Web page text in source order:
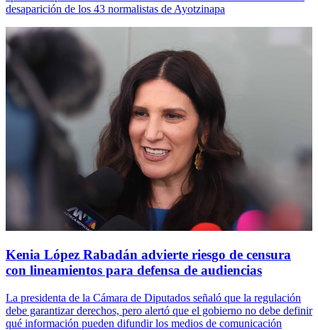
desaparición de los 43 normalistas de Ayotzinapa
Kenia López Rabadán advierte riesgo de censura
con lineamientos para defensa de audiencias
La presidenta de la Cámara de Diputados señaló que la regulación
debe garantizar derechos, pero alertó que el gobierno no debe definir
qué información pueden difundir los medios de comunicación